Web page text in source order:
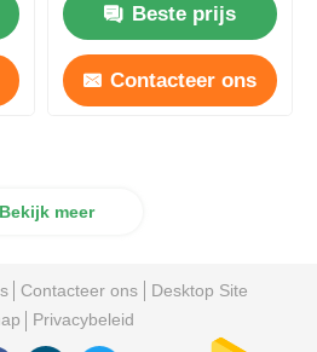
Beste prijs
Contacteer ons
Bekijk meer
Contacteer ons
Desktop Site
Privacybeleid